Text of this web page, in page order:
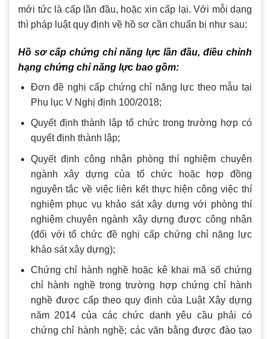
mới tức là cấp lần đầu, hoặc xin cấp lại. Với mỗi dạng
thì pháp luật quy định về hồ sơ cần chuẩn bị như sau:
Hồ sơ cấp chứng chỉ năng lực lần đầu, điều chỉnh
hạng chứng chỉ năng lực bao gồm:
Đơn đề nghị cấp chứng chỉ năng lực theo mẫu tại
Phụ lục V Nghị định 100/2018;
Quyết định thành lập tổ chức trong trường hợp có
quyết định thành lập;
Quyết định công nhận phòng thí nghiệm chuyên
ngành xây dựng của tổ chức hoặc hợp đồng
nguyên tắc về việc liên kết thực hiện công việc thí
nghiệm phục vụ khảo sát xây dựng với phòng thí
nghiệm chuyên ngành xây dựng được công nhận
(đối với tổ chức đề nghị cấp chứng chỉ năng lực
khảo sát xây dựng);
Chứng chỉ hành nghề hoặc kê khai mã số chứng
chỉ hành nghề trong trường hợp chứng chỉ hành
nghề được cấp theo quy định của Luật Xây dựng
năm 2014 của các chức danh yêu cầu phải có
chứng chỉ hành nghề; các văn bằng được đào tạo